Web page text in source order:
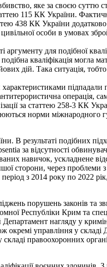
яке за своєю суттю
115 КК України.
438 КК України
особи в умовах
для подібної
кваліфікація могла
дій. Така ситуація,
підпадали
операція,
за статтею 258-3 КК
норми міжнародного
результаті подібних
за відсутності
навичок, ускладнене
сторони, через проблеми
з 2014 року по 2022
порушень законів та
Республіки Крим та
Департамент нагляду у
окремі управління у складі
складі правоохоронних